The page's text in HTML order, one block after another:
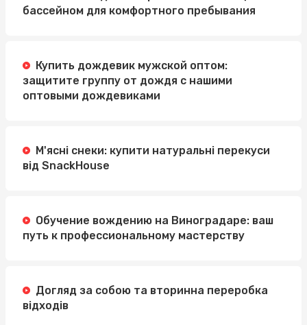
бассейном для комфортного пребывания
Купить дождевик мужской оптом:
защитите группу от дождя с нашими
оптовыми дождевиками
М'ясні снеки: купити натуральні перекуси
від SnackHouse
Обучение вождению на Виноградаре: ваш
путь к профессиональному мастерству
Догляд за собою та вторинна переробка
відходів